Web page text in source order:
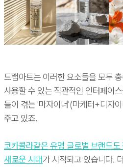
드랩아트는 이러한 요소들을 모두
사용할 수 있는 직관적인 인터페이
들이 겪는 '마자이너'(마케터+디자
주고 있죠.
코카콜라같은 유명 글로벌 브랜드도
새로운 시대가 시작되고 있습니다.